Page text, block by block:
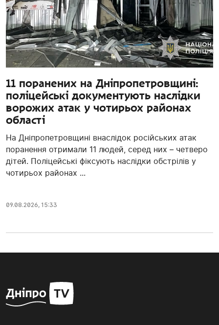
11 поранених на Дніпропетровщині:
поліцейські документують наслідки
ворожих атак у чотирьох районах
області
На Дніпропетровщині внаслідок російських атак
поранення отримали 11 людей, серед них – четверо
дітей. Поліцейські фіксують наслідки обстрілів у
чотирьох районах ...
09.08.2026, 15:33